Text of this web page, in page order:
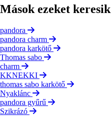
Mások ezeket keresik
pandora
pandora charm
pandora karkötő
Thomas sabo
charm
KKNEKKI
thomas sabo karkötő
Nyaklánc
pandora gyűrű
Szikrázó